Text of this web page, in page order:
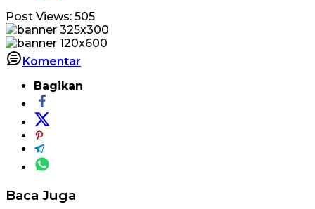
Post Views: 505
Komentar
Bagikan
Baca Juga